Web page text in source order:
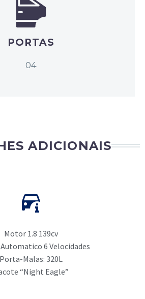
PORTAS
04
ADICIONAIS
Motor 1.8 139cv
6 Velocidades
Porta-Malas: 320L
“Night Eagle”